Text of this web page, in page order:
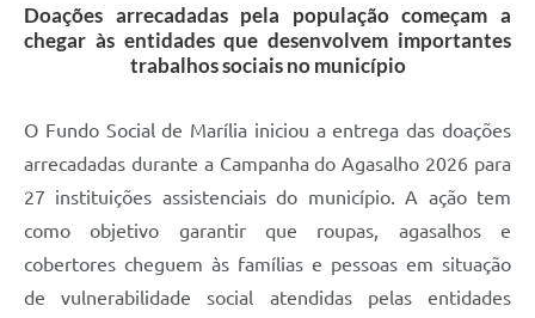
Doações arrecadadas pela população começam a
chegar às entidades que desenvolvem importantes
trabalhos sociais no município
O Fundo Social de Marília iniciou a entrega das doações
arrecadadas durante a Campanha do Agasalho 2026 para
27 instituições assistenciais do município. A ação tem
como objetivo garantir que roupas, agasalhos e
cobertores cheguem às famílias e pessoas em situação
de vulnerabilidade social atendidas pelas entidades